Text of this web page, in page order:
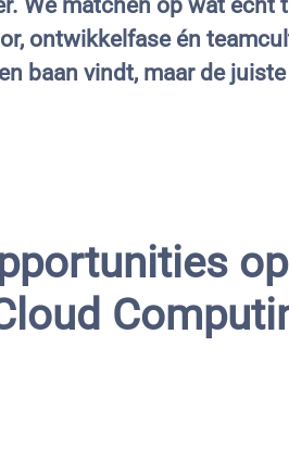
We matchen op wat echt
ontwikkelfase én
baan vindt, maar de